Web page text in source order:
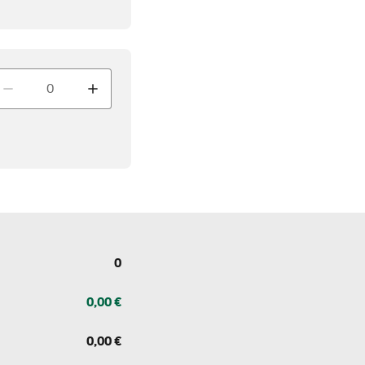
0
0,00 €
0,00 €